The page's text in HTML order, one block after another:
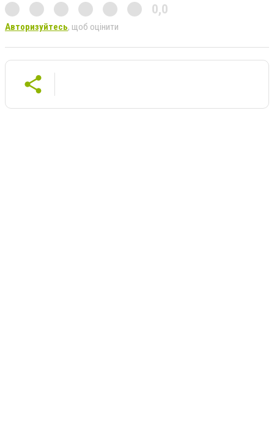
0,0
Авторизуйтесь, щоб оцінити